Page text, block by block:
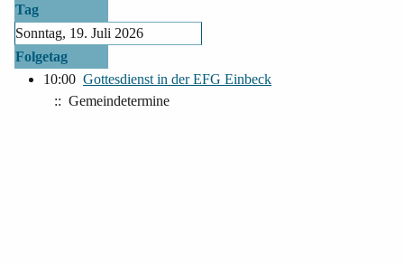
Tag
Sonntag, 19. Juli 2026
Folgetag
10:00 Gottesdienst in der EFG Einbeck
:: Gemeindetermine